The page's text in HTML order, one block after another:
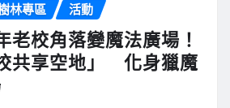
林專區 活動
老校角落變魔法廣場！
共享空地」 化身獵魔